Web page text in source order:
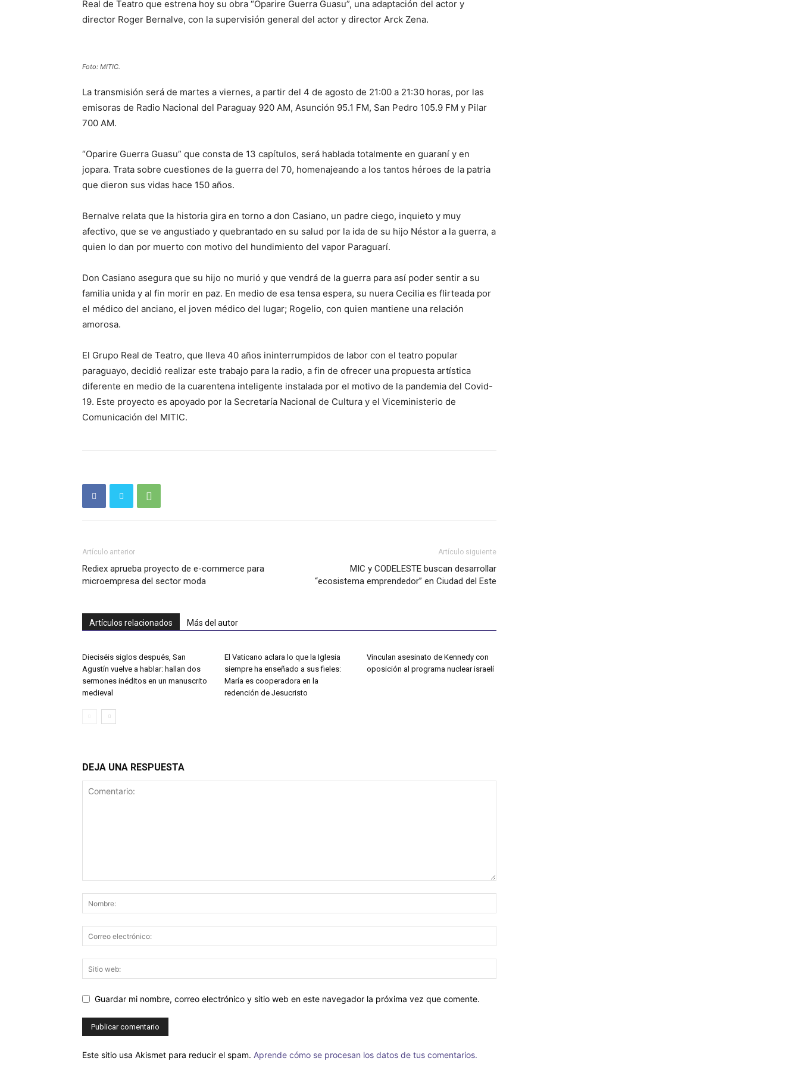
Real de Teatro que estrena hoy su obra “Oparire Guerra Guasu”, una adaptación del actor y
director Roger Bernalve, con la supervisión general del actor y director Arck Zena.
Foto: MITIC.
La transmisión será de martes a viernes, a partir del 4 de agosto de 21:00 a 21:30 horas, por las
emisoras de Radio Nacional del Paraguay 920 AM, Asunción 95.1 FM, San Pedro 105.9 FM y Pilar
700 AM.
“Oparire Guerra Guasu” que consta de 13 capítulos, será hablada totalmente en guaraní y en
jopara. Trata sobre cuestiones de la guerra del 70, homenajeando a los tantos héroes de la patria
que dieron sus vidas hace 150 años.
Bernalve relata que la historia gira en torno a don Casiano, un padre ciego, inquieto y muy
afectivo, que se ve angustiado y quebrantado en su salud por la ida de su hijo Néstor a la guerra, a
quien lo dan por muerto con motivo del hundimiento del vapor Paraguarí.
Don Casiano asegura que su hijo no murió y que vendrá de la guerra para así poder sentir a su
familia unida y al fin morir en paz. En medio de esa tensa espera, su nuera Cecilia es flirteada por
el médico del anciano, el joven médico del lugar; Rogelio, con quien mantiene una relación
amorosa.
El Grupo Real de Teatro, que lleva 40 años ininterrumpidos de labor con el teatro popular
paraguayo, decidió realizar este trabajo para la radio, a fin de ofrecer una propuesta artística
diferente en medio de la cuarentena inteligente instalada por el motivo de la pandemia del Covid-
19. Este proyecto es apoyado por la Secretaría Nacional de Cultura y el Viceministerio de
Comunicación del MITIC.
Artículo anterior
Rediex aprueba proyecto de e-commerce para
microempresa del sector moda
Artículo siguiente
MIC y CODELESTE buscan desarrollar
“ecosistema emprendedor” en Ciudad del Este
Artículos relacionados Más del autor
Dieciséis siglos después, San
Agustín vuelve a hablar: hallan dos
sermones inéditos en un manuscrito
medieval
El Vaticano aclara lo que la Iglesia
siempre ha enseñado a sus fieles:
María es cooperadora en la
redención de Jesucristo
Vinculan asesinato de Kennedy con
oposición al programa nuclear israelí
DEJA UNA RESPUESTA
Guardar mi nombre, correo electrónico y sitio web en este navegador la próxima vez que comente.
Este sitio usa Akismet para reducir el spam. Aprende cómo se procesan los datos de tus comentarios.